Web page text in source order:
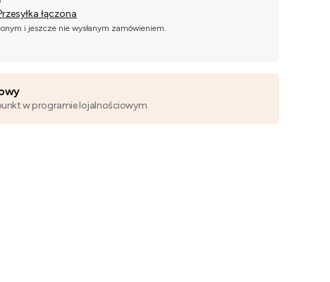
łączona
i jeszcze nie wysłanym zamówieniem.
w programie lojalnościowym